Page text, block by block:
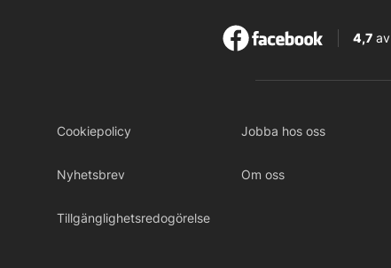
4,7av
Cookiepolicy Jobba hos oss
Nyhetsbrev Om oss
Tillgänglighetsredogörelse